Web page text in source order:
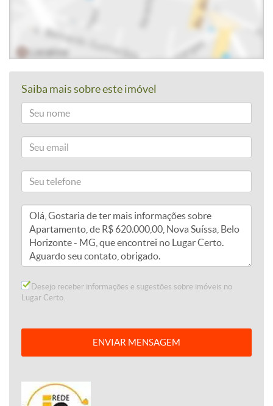
Saiba mais sobre este imóvel
Desejo receber informações e sugestões sobre imóveis no
Lugar Certo.
ENVIAR MENSAGEM